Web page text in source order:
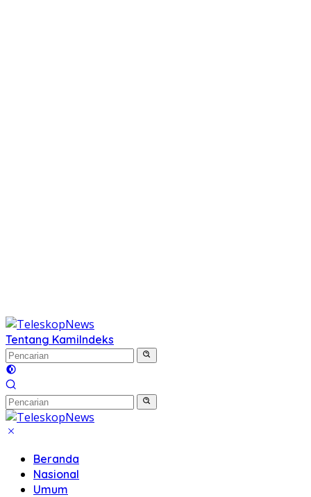
Langsung
ke
konten
Tentang KamiIndeks
Beranda
Nasional
Umum